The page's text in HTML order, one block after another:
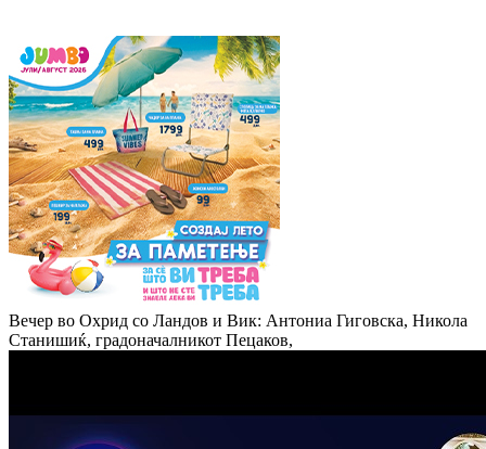
Вечер во Охрид со Ландов и Вик: Антониа Гиговска, Никола
Станишиќ, градоначалникот Пецаков,